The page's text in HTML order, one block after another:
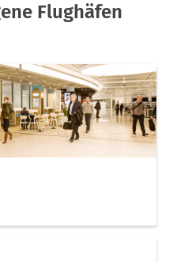
Flughäfen